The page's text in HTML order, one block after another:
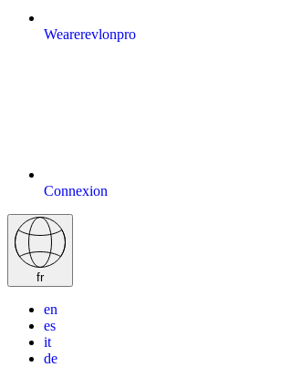
Wearerevlonpro
Connexion
fr
en
es
it
de